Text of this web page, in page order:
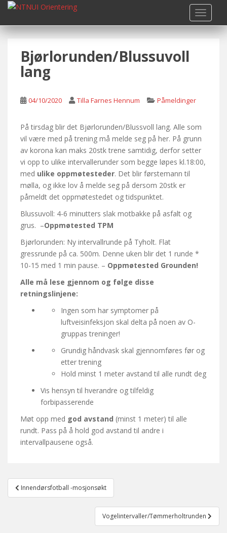
i
Bjørlorunden/Blussuvoll
lang
04/10/2020 Tilla Farnes Hennum Påmeldinger
På tirsdag blir det Bjørlorunden/Blussvoll lang. Alle som
vil være med på trening må melde seg på her. På grunn
av korona kan maks 20stk trene samtidig, derfor setter
vi opp to ulike intervallerunder som begge løpes kl.18:00,
med ulike oppmøtesteder. Det blir førstemann til
mølla, og ikke lov å melde seg på dersom 20stk er
påmeldt det oppmøtestedet og tidspunktet.
Blussuvoll: 4-6 minutters slak motbakke på asfalt og
grus. –Oppmøtested TPM
Bjørlorunden: Ny intervallrunde på Tyholt. Flat
gressrunde på ca. 500m. Denne uken blir det 1 runde *
10-15 med 1 min pause. – Oppmøtested Grounden!
Alle må lese gjennom og følge disse
retningslinjene:
Ingen som har symptomer på
luftveisinfeksjon skal delta på noen av O-
gruppas treninger!
Grundig håndvask skal gjennomføres før og
etter trening
Hold minst 1 meter avstand til alle rundt deg
Vis hensyn til hverandre og tilfeldig
forbipasserende
Møt opp med god avstand (minst 1 meter) til alle
rundt. Pass på å hold god avstand til andre i
intervallpausene også.
Post
navigation
Innendørsfotball -mosjonsøkt
Vogelintervaller/Tømmerholtrunden